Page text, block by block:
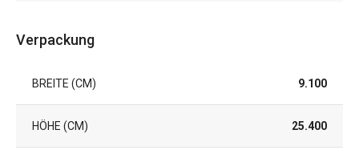
Verpackung
BREITE (CM) 9.100
HÖHE (CM) 25.400